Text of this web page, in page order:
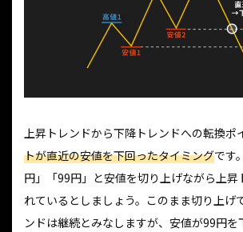
上昇トレンドから下降トレンドへの転換ポ
トが直近の安値を下回ったタイミングです
円」「99円」と安値を切り上げながら上昇
れているとしましょう。このまま切り上げ
ンドは継続とみなしますが、安値が99円を